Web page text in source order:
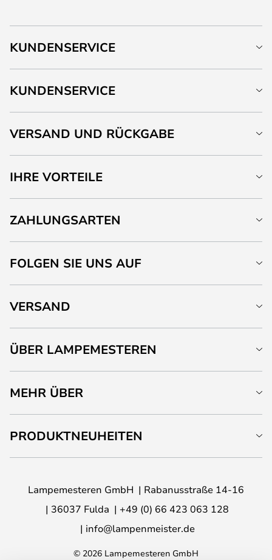
KUNDENSERVICE
KUNDENSERVICE
VERSAND UND RÜCKGABE
IHRE VORTEILE
ZAHLUNGSARTEN
FOLGEN SIE UNS AUF
VERSAND
ÜBER LAMPEMESTEREN
MEHR ÜBER
PRODUKTNEUHEITEN
Lampemesteren GmbH
Rabanusstraße 14-16
36037 Fulda
+49 (0) 66 423 063 128
info@lampenmeister.de
© 2026 Lampemesteren GmbH